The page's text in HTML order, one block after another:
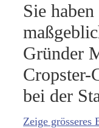
Sie
Gründer
Cropster-
bei der
Zeige grösseres